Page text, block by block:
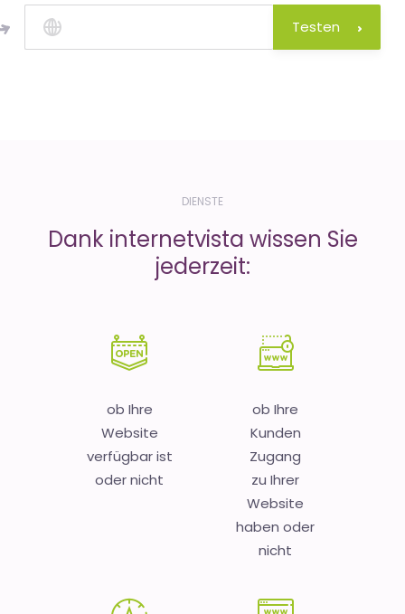
Testen
DIENSTE
Dank internetvista wissen Sie
jederzeit:
ob Ihre
Website
verfügbar ist
oder nicht
ob Ihre
Kunden
Zugang
zu Ihrer
Website
haben oder
nicht